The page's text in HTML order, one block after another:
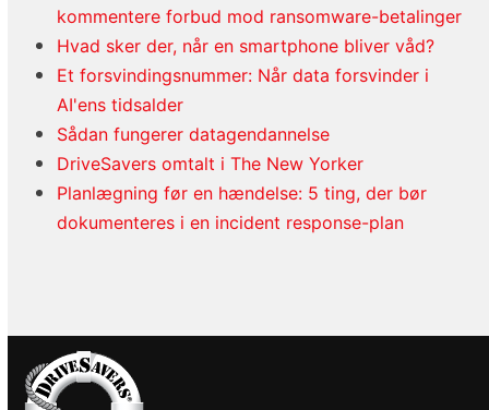
kommentere forbud mod ransomware-betalinger
Hvad sker der, når en smartphone bliver våd?
Et forsvindingsnummer: Når data forsvinder i
AI'ens tidsalder
Sådan fungerer datagendannelse
DriveSavers omtalt i The New Yorker
Planlægning før en hændelse: 5 ting, der bør
dokumenteres i en incident response-plan